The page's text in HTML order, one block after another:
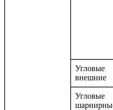
Угловые
внешние
Угловые